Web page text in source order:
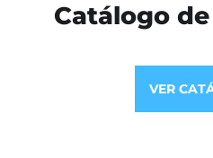
Catálogo
VER